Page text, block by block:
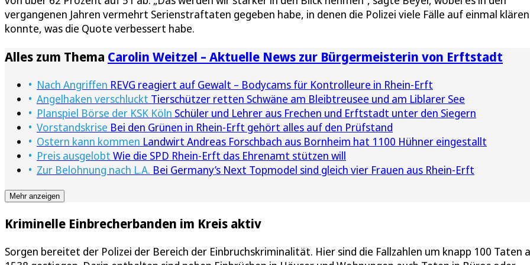
vergangenen Jahren vermehrt Serienstraftaten gegeben habe, in denen die Polizei viele Fälle auf einmal klären
konnte, was die Quote verbessert habe.
Alles zum Thema Carolin Weitzel – Aktuelle News zur Bürgermeisterin von Erftstadt
Nach Angriffen REVG reagiert auf Gewalt – Bodycams für Kontrolleure in Rhein-Erft
Angelhaken verschluckt Tierschützer retten Schwäne am Bleibtreusee und am Liblarer See
Planspiel Börse der KSK Köln Schüler und Lehrer aus Frechen und Erftstadt unter den Siegern
Vorstandskrise Bei den Grünen in Rhein-Erft gehört alles auf den Prüfstand
Ostern kann kommen Landwirt Andreas Forschbach aus Bornheim hat 1100 Hühner eingestallt
Preis ausgelobt Wie die SPD Rhein-Erft das Ehrenamt stützen will
Zur Belohnung nach L.A. Bei Germany’s Next Topmodel sind gleich vier Frauen aus Rhein-Erft
Mehr anzeigen
Kriminelle Einbrecherbanden im Kreis aktiv
Sorgen bereitet der Polizei der Bereich der Einbruchskriminalität. Hier sind die Fallzahlen um knapp 100 Taten